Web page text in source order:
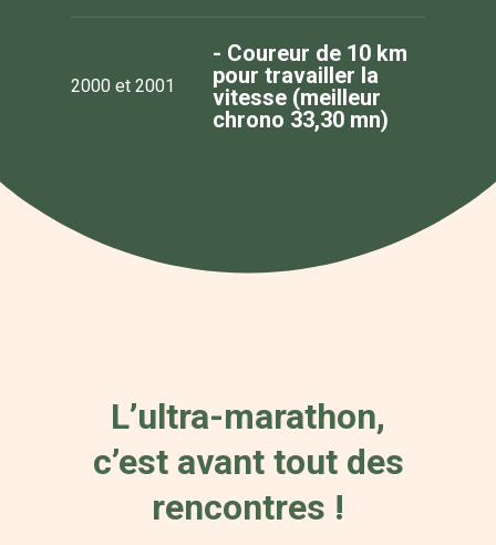
2000 et 2001
- Coureur de 10 km
pour travailler la
vitesse (meilleur
chrono 33,30 mn)
L’ultra-marathon,
c’est avant tout des
rencontres !